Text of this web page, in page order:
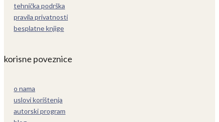
tehnička podrška
pravila privatnosti
besplatne knjige
korisne poveznice
o nama
uslovi korištenja
autorski program